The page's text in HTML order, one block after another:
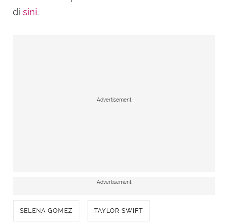
di sini.
Advertisement
Advertisement
SELENA GOMEZ TAYLOR SWIFT